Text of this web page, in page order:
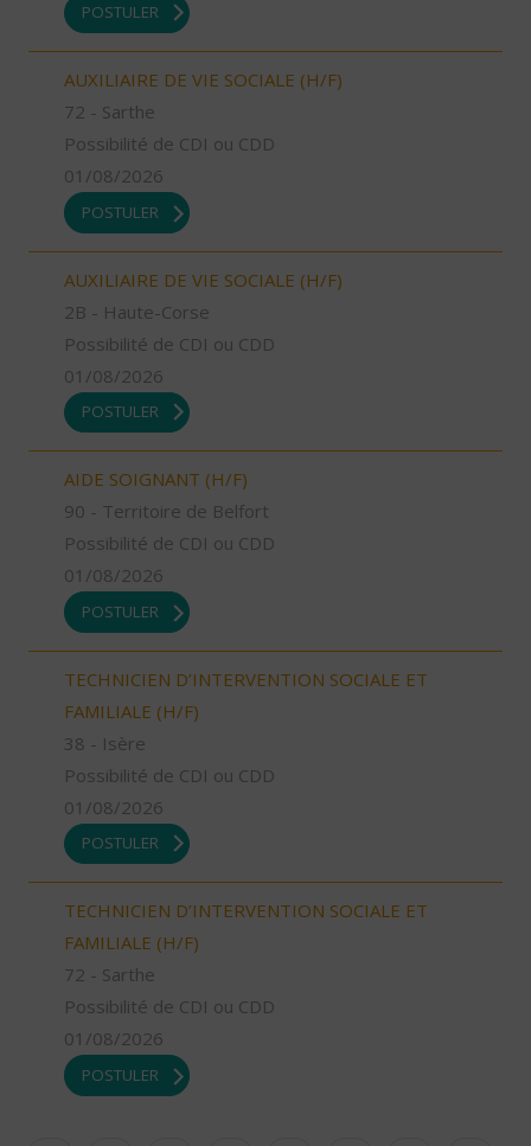
POSTULER
AUXILIAIRE DE VIE SOCIALE (H/F)
72 - Sarthe
Possibilité de CDI ou CDD
01/08/2026
POSTULER
AUXILIAIRE DE VIE SOCIALE (H/F)
2B - Haute-Corse
Possibilité de CDI ou CDD
01/08/2026
POSTULER
AIDE SOIGNANT (H/F)
90 - Territoire de Belfort
Possibilité de CDI ou CDD
01/08/2026
POSTULER
TECHNICIEN D’INTERVENTION SOCIALE ET
FAMILIALE (H/F)
38 - Isère
Possibilité de CDI ou CDD
01/08/2026
POSTULER
TECHNICIEN D’INTERVENTION SOCIALE ET
FAMILIALE (H/F)
72 - Sarthe
Possibilité de CDI ou CDD
01/08/2026
POSTULER